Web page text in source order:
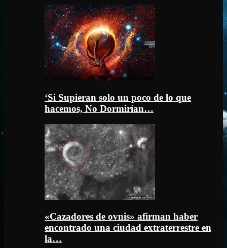
‘Si Supieran solo un poco de lo que
hacemos, No Dormirían…
«Cazadores de ovnis» afirman haber
encontrado una ciudad extraterrestre en
la…